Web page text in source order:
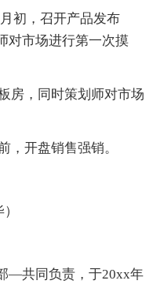
初，召开产品发布
对市场进行第一次摸
房，同时策划师对市场
，开盘销售强销。
—共同负责，于20xx年